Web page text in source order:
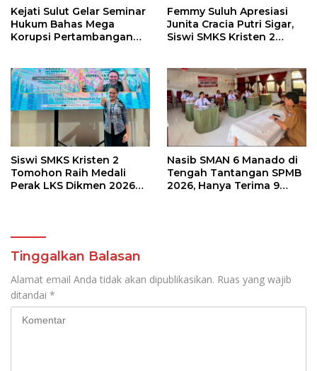
Kejati Sulut Gelar Seminar
Hukum Bahas Mega
Korupsi Pertambangan
Femmy Suluh Apresiasi
Junita Cracia Putri Sigar,
Siswi SMKS Kristen 2
Nasional 2026
Siswi SMKS Kristen 2
Tomohon Raih Medali
Perak LKS Dikmen 2026
Nasib SMAN 6 Manado di
Tengah Tantangan SPMB
2026, Hanya Terima 9
Tinggalkan Balasan
Alamat email Anda tidak akan dipublikasikan. Ruas yang wajib
ditandai *